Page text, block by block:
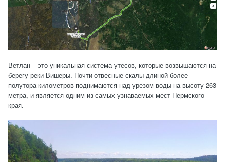
Ветлан – это уникальная система утесов, которые возвышаются на
берегу реки Вишеры. Почти отвесные скалы длиной более
полутора километров поднимаются над урезом воды на высоту 263
метра, и является одним из самых узнаваемых мест Пермского
края.